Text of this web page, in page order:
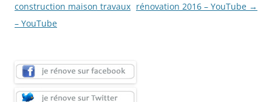
articles
construction maison travaux
– YouTube
rénovation 2016 – YouTube →